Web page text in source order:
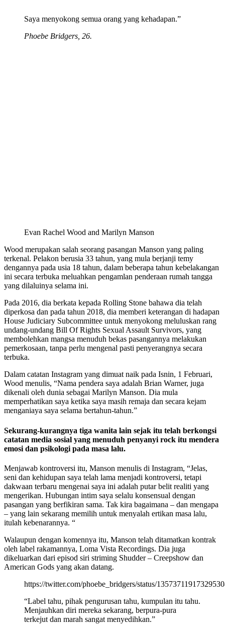
Saya menyokong semua orang yang kehadapan.”
Phoebe Bridgers, 26.
Evan Rachel Wood and Marilyn Manson
Wood merupakan salah seorang pasangan Manson yang paling
terkenal. Pelakon berusia 33 tahun, yang mula berjanji temy
dengannya pada usia 18 tahun, dalam beberapa tahun kebelakangan
ini secara terbuka meluahkan pengamlan penderaan rumah tangga
yang dilaluinya selama ini.
Pada 2016, dia berkata kepada Rolling Stone bahawa dia telah
diperkosa dan pada tahun 2018, dia memberi keterangan di hadapan
House Judiciary Subcommittee untuk menyokong meluluskan rang
undang-undang Bill Of Rights Sexual Assault Survivors, yang
membolehkan mangsa menuduh bekas pasangannya melakukan
pemerkosaan, tanpa perlu mengenal pasti penyerangnya secara
terbuka.
Dalam catatan Instagram yang dimuat naik pada Isnin, 1 Februari,
Wood menulis, “Nama pendera saya adalah Brian Warner, juga
dikenali oleh dunia sebagai Marilyn Manson. Dia mula
memperhatikan saya ketika saya masih remaja dan secara kejam
menganiaya saya selama bertahun-tahun.”
Sekurang-kurangnya tiga wanita lain sejak itu telah berkongsi
catatan media sosial yang menuduh penyanyi rock itu mendera
emosi dan psikologi pada masa lalu.
Menjawab kontroversi itu, Manson menulis di Instagram, “Jelas,
seni dan kehidupan saya telah lama menjadi kontroversi, tetapi
dakwaan terbaru mengenai saya ini adalah putar belit realiti yang
mengerikan. Hubungan intim saya selalu konsensual dengan
pasangan yang berfikiran sama. Tak kira bagaimana – dan mengapa
– yang lain sekarang memilih untuk menyalah ertikan masa lalu,
itulah kebenarannya. “
Walaupun dengan komennya itu, Manson telah ditamatkan kontrak
oleh label rakamannya, Loma Vista Recordings. Dia juga
dikeluarkan dari episod siri striming Shudder – Creepshow dan
American Gods yang akan datang.
https://twitter.com/phoebe_bridgers/status/
“Label tahu, pihak pengurusan tahu, kumpulan itu tahu.
Menjauhkan diri mereka sekarang, berpura-pura
terkejut dan marah sangat menyedihkan.”